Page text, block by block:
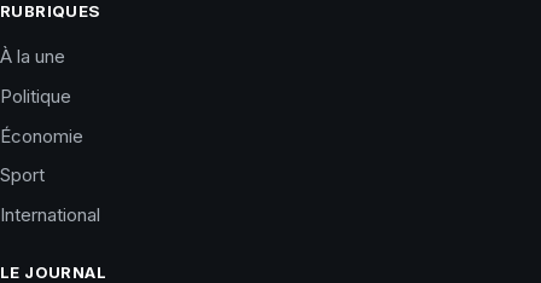
RUBRIQUES
À la une
Politique
Économie
Sport
International
LE JOURNAL